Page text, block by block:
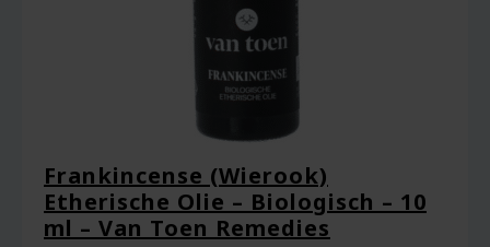
Frankincense (Wierook)
Etherische Olie – Biologisch – 10
ml – Van Toen Remedies